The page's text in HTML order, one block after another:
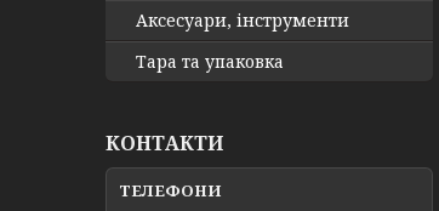
Аксесуари, інструменти
Тара та упаковка
КОНТАКТИ